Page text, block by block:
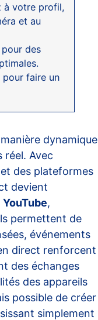
à votre profil,
et au
des
faire un
dynamique
réel. Avec
et des plateformes
devient
YouTube,
permettent de
événements
direct renforcent
des échanges
des appareils
possible de créer
simplement